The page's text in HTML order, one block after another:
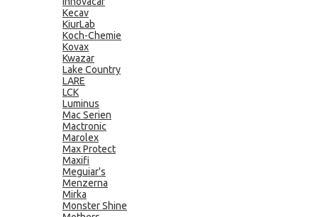
Kecav
KiurLab
Koch-Chemie
Kovax
Kwazar
Lake Country
LARE
LCK
Luminus
Mac Serien
Mactronic
Marolex
Max Protect
Maxifi
Meguiar's
Menzerna
Mirka
Monster Shine